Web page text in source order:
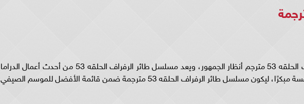
خطف مسلسل طائر الرفراف الحلقه 53 مترجم أنظار الجمهور، ويعد مسلسل طائر الرفراف الحلقه 53 من أحدث أعمال الدراما
التركية التي نجحت في المنافسة مبكرًا، ليكون مسلسل طائر الرفراف الحلقه 53 مترجمة ضمن قائمة الأفضل للموسم الصيفي